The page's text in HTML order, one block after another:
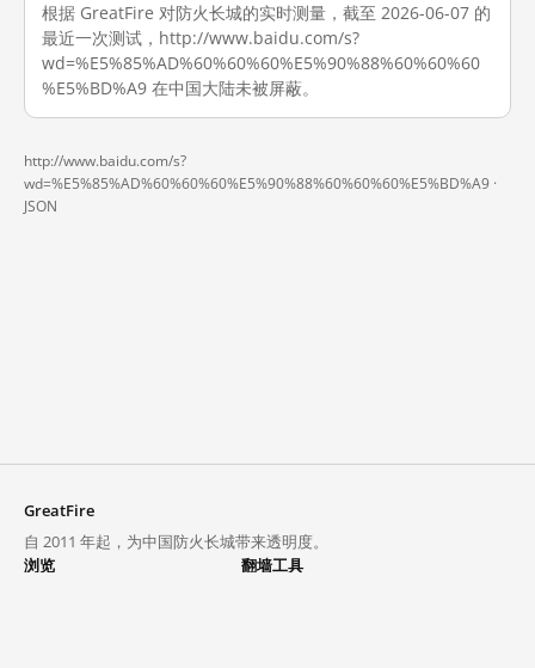
根据 GreatFire 对防火长城的实时测量，截至 2026-06-07 的
最近一次测试，http://www.baidu.com/s?
wd=%E5%85%AD%60%60%60%E5%90%88%60%60%60
%E5%BD%A9 在中国大陆未被屏蔽。
http://www.baidu.com/s?
wd=%E5%85%AD%60%60%60%E5%90%88%60%60%60%E5%BD%A9 ·
JSON
GreatFire
自 2011 年起，为中国防火长城带来透明度。
浏览
翻墙工具